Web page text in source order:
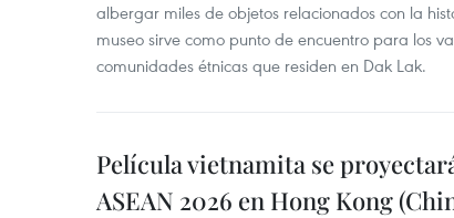
albergar miles de objetos relacionados con la
museo sirve como punto de encuentro para los
comunidades étnicas que residen en Dak Lak.
Película vietnamita se
ASEAN 2026 en Hong Kong